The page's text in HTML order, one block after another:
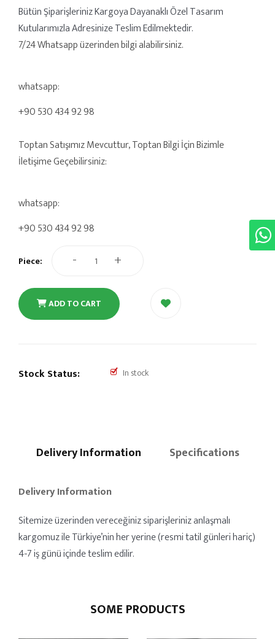
Bütün Şiparişleriniz Kargoya Dayanaklı Özel Tasarım
Kutularımızla Adresinize Teslim Edilmektedir.
7/24 Whatsapp üzerinden bilgi alabilirsiniz.
whatsapp:
+90 530 434 92 98
Toptan Satışımız Mevcuttur, Toptan Bilgi İçin Bizimle
İletişime Geçebilirsiniz:
whatsapp:
+90 530 434 92 98
Piece: - +
ADD TO CART
Stock Status: In stock
Delivery Information Specifications
Delivery Information
Sitemize üzerinden vereceğiniz siparişleriniz anlaşmalı
kargomuz ile Türkiye’nin her yerine (resmi tatil günleri hariç)
4-7 iş günü içinde teslim edilir.
SOME PRODUCTS